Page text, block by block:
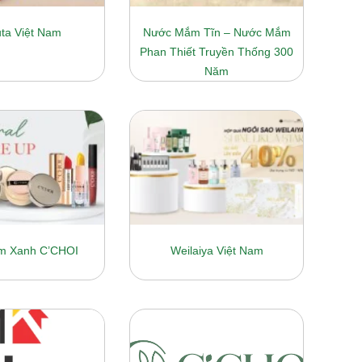
Việt Nam
Nước Mắm Tĩn – Nước Mắm
Phan Thiết Truyền Thống 300
Năm
Xanh C’CHOI Weilaiya Việt Nam